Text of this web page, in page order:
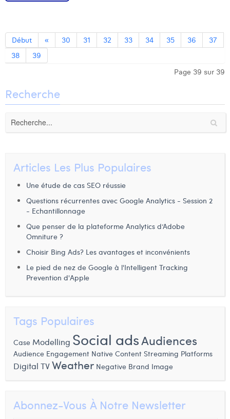
Lena Pignoloni
Linda Kraim
Lore Fierens
Louis Nassogne
Manon Houppertz
Margaux Marien
Margaux Snakkers
Mathias Segers
Ninon Chevalier
Olivia Lohest
Pieter Maesmans
Sven Bosschem
Début « 30 31 32 33 34 35 36
37
38
39
Page 39 sur 39
Recherche
Articles Les Plus Populaires
Une étude de cas SEO réussie
Questions récurrentes avec Google Analytics - Session 2
- Echantillonnage
Que penser de la plateforme Analytics d’Adobe
Omniture ?
Choisir Bing Ads? Les avantages et inconvénients
Le pied de nez de Google à l'Intelligent Tracking
Prevention d'Apple
Tags Populaires
Case Modelling Social adsAudiences
Audience Engagement Native Content Streaming Platforms
Digital TVWeather Negative Brand Image
Abonnez-Vous À Notre Newsletter